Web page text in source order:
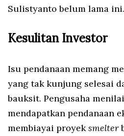
Sulistyanto belum lama ini.
Kesulitan Investor
Isu pendanaan memang
yang tak kunjung selesai
bauksit. Pengusaha
mendapatkan pendanaan
membiayai proyeksmelter